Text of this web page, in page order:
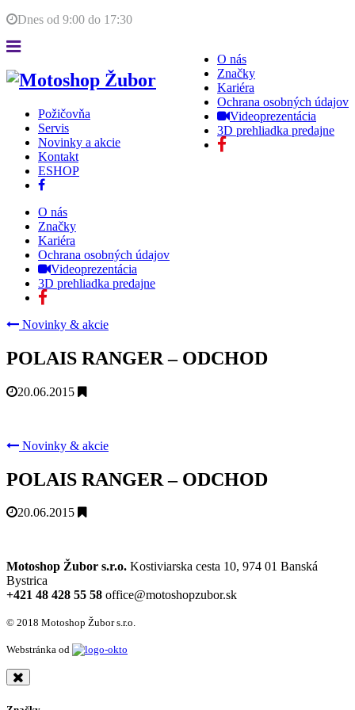
Dnes od 9:00 do 17:30
O nás
Značky
Kariéra
Ochrana osobných údajov
Videoprezentácia
3D prehliadka predajne
Požičovňa
Servis
Novinky a akcie
Kontakt
ESHOP
O nás
Značky
Kariéra
Ochrana osobných údajov
Videoprezentácia
3D prehliadka predajne
Novinky & akcie
POLAIS RANGER – ODCHOD
20.06.2015
Novinky & akcie
POLAIS RANGER – ODCHOD
20.06.2015
Motoshop Žubor s.r.o. Kostiviarska cesta 10, 974 01 Banská
Bystrica
+421 48 428 55 58 office@motoshopzubor.sk
© 2018 Motoshop Žubor s.r.o.
Webstránka od